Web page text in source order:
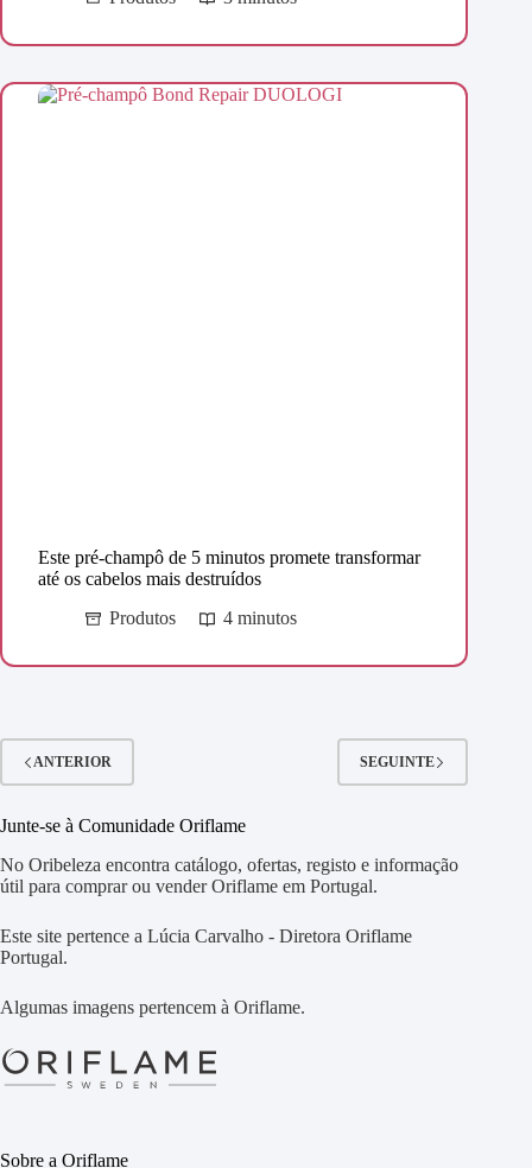
Este pré-champô de 5 minutos promete transformar
até os cabelos mais destruídos
Produtos
4 minutos
ANTERIOR SEGUINTE
Junte-se à Comunidade Oriflame
No Oribeleza encontra catálogo, ofertas, registo e informação
útil para comprar ou vender Oriflame em Portugal.
Este site pertence a Lúcia Carvalho - Diretora Oriflame
Portugal.
Algumas imagens pertencem à Oriflame.
Sobre a Oriflame